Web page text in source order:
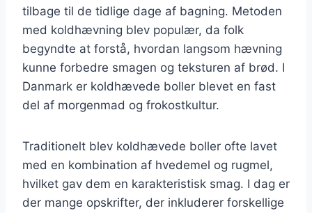
tilbage til de tidlige dage af bagning. Metoden
med koldhævning blev populær, da folk
begyndte at forstå, hvordan langsom hævning
kunne forbedre smagen og teksturen af brød. I
Danmark er koldhævede boller blevet en fast
del af morgenmad og frokostkultur.
Traditionelt blev koldhævede boller ofte lavet
med en kombination af hvedemel og rugmel,
hvilket gav dem en karakteristisk smag. I dag er
der mange opskrifter, der inkluderer forskellige